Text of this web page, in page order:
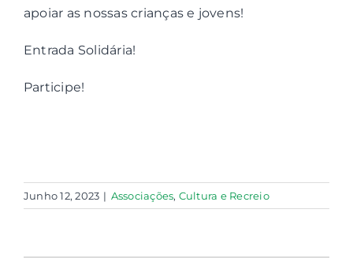
apoiar as nossas crianças e jovens!
Entrada Solidária!
Participe!
Junho 12, 2023 | Associações, Cultura e Recreio